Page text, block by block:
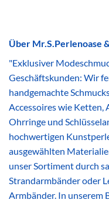
Über Mr.S.Perlenoase
"Exklusiver
Geschäftskunden: Wir
handgemachte
Accessoires wie Ketten,
Ohrringe und
hochwertigen
ausgewählten
unser Sortiment durch
Strandarmbänder oder
Armbänder. In unserem